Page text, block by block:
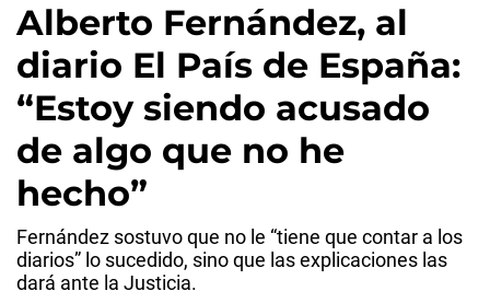
Alberto Fernández, al
diario El País de España:
“Estoy siendo acusado
de algo que no he
hecho”
Fernández sostuvo que no le “tiene que contar a los
diarios” lo sucedido, sino que las explicaciones las
dará ante la Justicia.